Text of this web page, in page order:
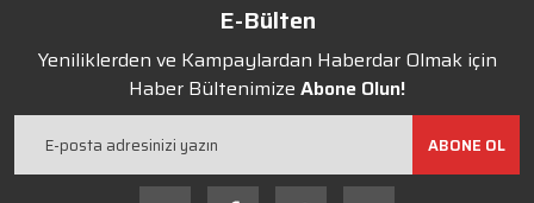
E-Bülten
Yeniliklerden ve Kampaylardan Haberdar Olmak için
Haber Bültenimize Abone Olun!
ABONE OL